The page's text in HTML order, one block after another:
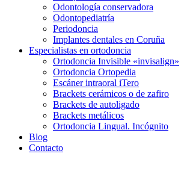
Odontología conservadora
Odontopediatría
Periodoncia
Implantes dentales en Coruña
Especialistas en ortodoncia
Ortodoncia Invisible «invisalign»
Ortodoncia Ortopedia
Escáner intraoral iTero
Brackets cerámicos o de zafiro
Brackets de autoligado
Brackets metálicos
Ortodoncia Lingual. Incógnito
Blog
Contacto